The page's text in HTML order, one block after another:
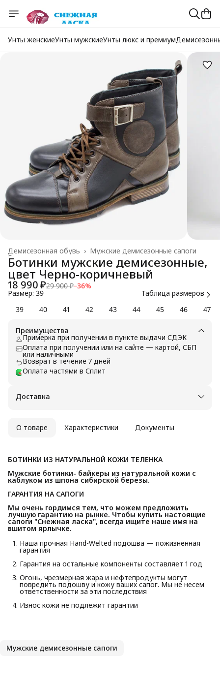
Унты женскиеУнты мужскиеУнты люкс и премиум
Мужские демисезонные сапоги
Демисезонная обувь ›
Главная
Ботинки мужские демисезонные,
цвет Черно-коричневый
18 990 ₽29 900 ₽−36%
Размер: 39
Таблица размеров
39
40 41 42 43 44 45 46 47
Преимущества
Примерка при получении в пункте выдачи СДЭК
Оплата при получении или на сайте — картой, СБП
или наличными
Возврат в течение 7 дней
Оплата частями в Сплит
Доставка
О товаре Характеристики Документы
БОТИНКИ ИЗ НАТУРАЛЬНОЙ КОЖИ ТЕЛЕНКА
Мужские ботинки- байкеры из натуральной кожи с
каблуком из шпона сибирской березы.
ГАРАНТИЯ НА САПОГИ
Мы очень гордимся тем, что можем предложить
лучшую гарантию на рынке. Чтобы купить настоящие
сапоги "Снежная ласка", всегда ищите наше имя на
вшитом ярлычке.
Наша прочная Hand-Welted подошва — пожизненная
гарантия
Гарантия на остальные компоненты составляет 1 год
Огонь, чрезмерная жара и нефтепродукты могут
повредить подошву и кожу ваших сапог. Мы не несем
ответственности за эти последствия
Износ кожи не подлежит гарантии
Мужские демисезонные сапоги